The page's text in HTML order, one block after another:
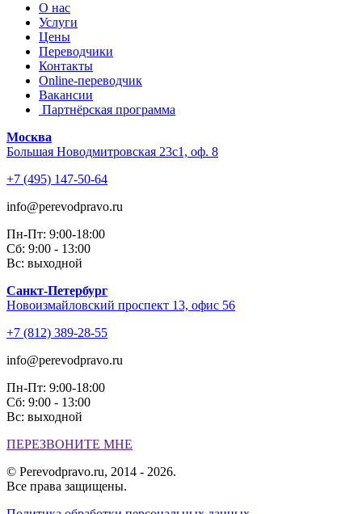
О нас
Услуги
Цены
Переводчики
Контакты
Online-переводчик
Вакансии
Партнёрская программа
Москва
Большая Новодмитровская 23с1, оф. 8
+7 (495) 147-50-64
info@perevodpravo.ru
Пн-Пт: 9:00-18:00
Сб: 9:00 - 13:00
Вс: выходной
Санкт-Петербург
Новоизмайловский проспект 13, офис 56
+7 (812) 389-28-55
info@perevodpravo.ru
Пн-Пт: 9:00-18:00
Сб: 9:00 - 13:00
Вс: выходной
ПЕРЕЗВОНИТЕ МНЕ
© Perevodpravo.ru, 2014 - 2026.
Все права защищены.